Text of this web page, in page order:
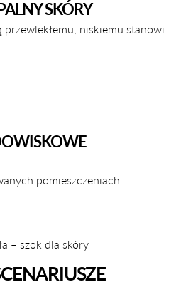
SKÓRY
niskiemu stanowi
pomieszczeniach
= szok dla skóry